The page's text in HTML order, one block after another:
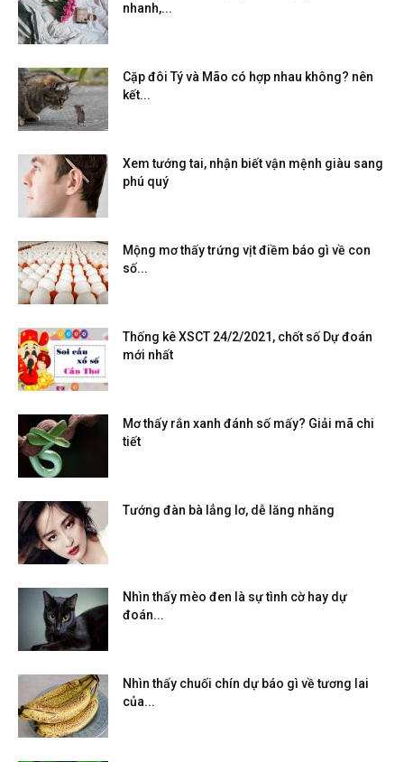
nhanh,...
Cặp đôi Tý và Mão có hợp nhau không? nên
kết...
Xem tướng tai, nhận biết vận mệnh giàu sang
phú quý
Mộng mơ thấy trứng vịt điềm báo gì về con
số...
Thống kê XSCT 24/2/2021, chốt số Dự đoán
mới nhất
Mơ thấy rắn xanh đánh số mấy? Giải mã chi
tiết
Tướng đàn bà lẳng lơ, dễ lăng nhăng
Nhìn thấy mèo đen là sự tình cờ hay dự
đoán...
Nhìn thấy chuối chín dự báo gì về tương lai
của...